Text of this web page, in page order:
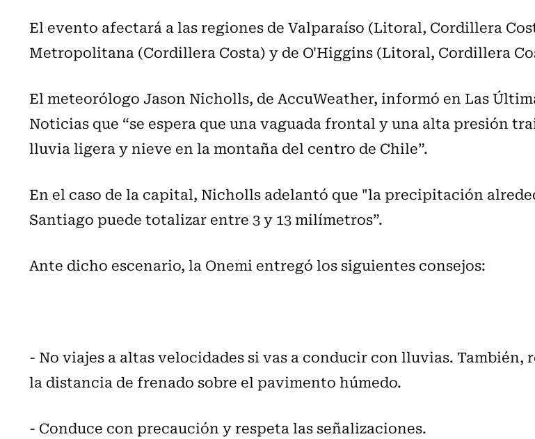
El evento afectará a las regiones de Valparaíso (Litoral, Cordillera
Metropolitana (Cordillera Costa) y de O'Higgins (Litoral, Cordillera
El meteorólogo Jason Nicholls, de AccuWeather, informó en Las
Noticias que “se espera que una vaguada frontal y una alta presión
lluvia ligera y nieve en la montaña del centro de Chile”.
En el caso de la capital, Nicholls adelantó que "la precipitación
Santiago puede totalizar entre 3 y 13 milímetros”.
Ante dicho escenario, la Onemi entregó los siguientes consejos:
- No viajes a altas velocidades si vas a conducir con lluvias. También,
la distancia de frenado sobre el pavimento húmedo.
- Conduce con precaución y respeta las señalizaciones.